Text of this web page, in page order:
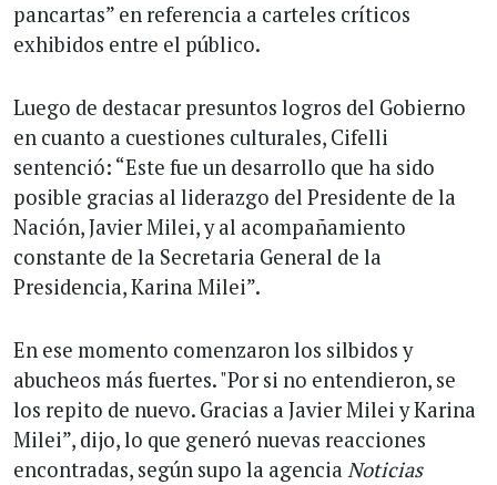
pancartas” en referencia a carteles críticos
exhibidos entre el público.
Luego de destacar presuntos logros del Gobierno
en cuanto a cuestiones culturales, Cifelli
sentenció: “Este fue un desarrollo que ha sido
posible gracias al liderazgo del Presidente de la
Nación, Javier Milei, y al acompañamiento
constante de la Secretaria General de la
Presidencia, Karina Milei”.
En ese momento comenzaron los silbidos y
abucheos más fuertes. "Por si no entendieron, se
los repito de nuevo. Gracias a Javier Milei y Karina
Milei”, dijo, lo que generó nuevas reacciones
encontradas, según supo la agencia Noticias